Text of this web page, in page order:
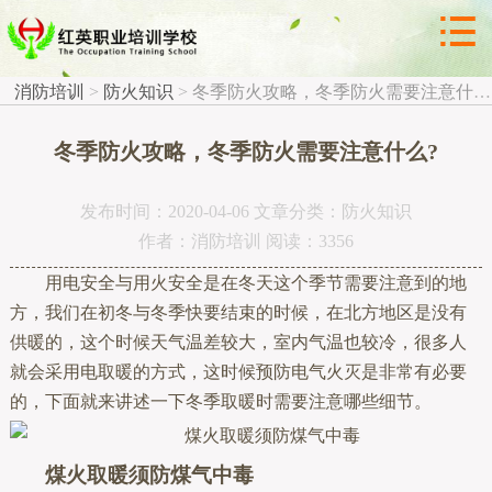

 防火知识 
消防培训 > 防火知识 > 冬季防火攻略，冬季防火需要注意什么?
冬季防火攻略，冬季防火需要注意什么?
发布时间：2020-04-06 文章分类：防火知识
作者：消防培训 阅读：3356
用电安全与用火安全是在冬天这个季节需要注意到的地
方，我们在初冬与冬季快要结束的时候，在北方地区是没有
供暖的，这个时候天气温差较大，室内气温也较冷，很多人
就会采用电取暖的方式，这时候预防电气火灭是非常有必要
的，下面就来讲述一下冬季取暖时需要注意哪些细节。
煤火取暖须防煤气中毒